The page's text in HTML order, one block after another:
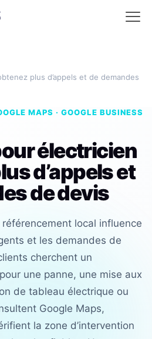
plus d’appels et de demandes
MAPS · GOOGLE BUSINESS
électricien
d’appels et
de devis
local influence
et les demandes de
cherchent un
une panne, une mise aux
de tableau électrique ou
Google Maps,
la zone d’intervention